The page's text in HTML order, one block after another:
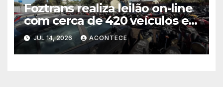
Foztrans realiza leilão on-line
com cerca de 420 veículos e
sucatas
JUL 14, 2026 ACONTECE